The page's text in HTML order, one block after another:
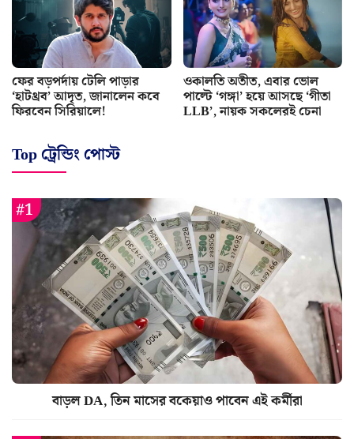
ফের বড়পর্দায় টেলি পাড়ার
‘হাটথ্রব’ আদৃত, জানালেন কবে
ফিরবেন সিরিয়ালে!
ওকালতি অতীত, এবার ভোল
পাল্টে ‘গঙ্গা’ হয়ে আসছে ‘গীতা
LLB’, নায়ক সকলেরই চেনা
Top ট্রেন্ডিং পোস্ট
বাড়ল DA, তিন মাসের বকেয়াও পাবেন এই কর্মীরা